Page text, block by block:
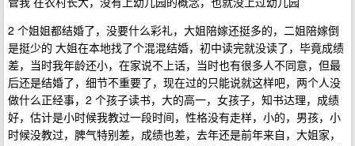
2 个姐姐都结婚了，没要什么彩礼，大姐陪嫁还挺多的，二姐陪嫁倒
是挺少的 大姐在本地找了个混混结婚，初中读完就没读了，毕竟成绩
差，当时我年龄还小，在家说不上话，当时也有很多人不同意，但最
后还是结婚了，细节不重要了，现在过的只能说就这样吧，两个人没
做什么正经事，2 个孩子读书，大的高一，女孩子，知书达理，成绩
好，估计是小时候我教过一段时间，性格没有走样，小的，男孩，小
时候没教过，脾气特别差，成绩也差，去年还是前年来自，大姐家，